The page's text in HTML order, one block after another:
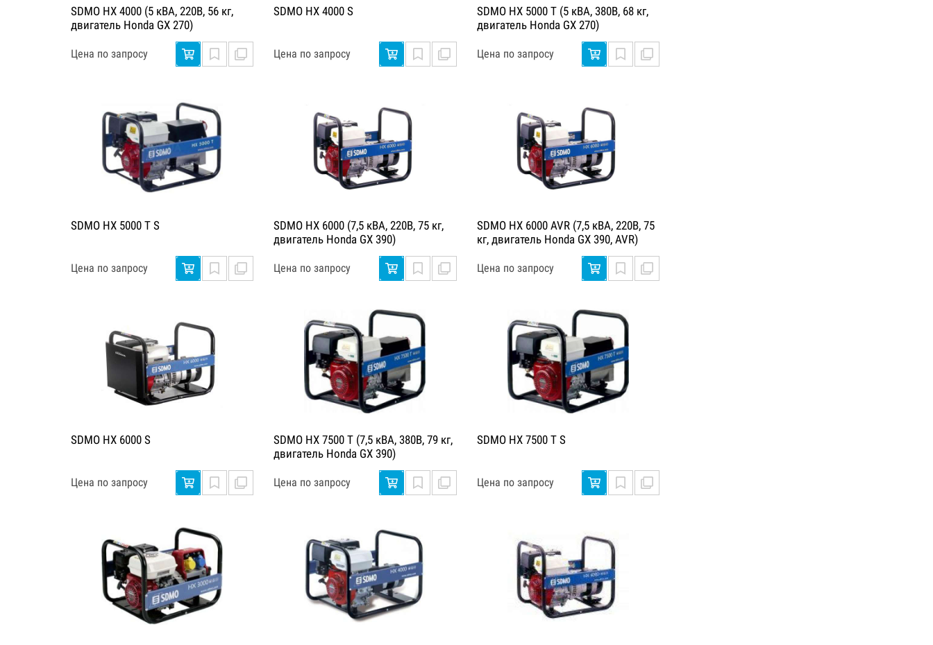
SDMO HX 4000 (5 кВА, 220В, 56 кг,
двигатель Honda GX 270)
Цена по запросу
SDMO HX 4000 S
Цена по запросу
SDMO HX 5000 T (5 кВА, 380В, 68 кг,
двигатель Honda GX 270)
Цена по запросу
SDMO HX 5000 T S
Цена по запросу
SDMO HX 6000 (7,5 кВА, 220В, 75 кг,
двигатель Honda GX 390)
Цена по запросу
SDMO HX 6000 AVR (7,5 кВА, 220В, 75
кг, двигатель Honda GX 390, AVR)
Цена по запросу
SDMO HX 6000 S
Цена по запросу
SDMO HX 7500 T (7,5 кВА, 380В, 79 кг,
двигатель Honda GX 390)
Цена по запросу
SDMO HX 7500 T S
Цена по запросу